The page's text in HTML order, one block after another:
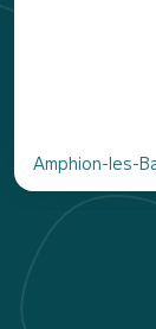
Amphion-les-